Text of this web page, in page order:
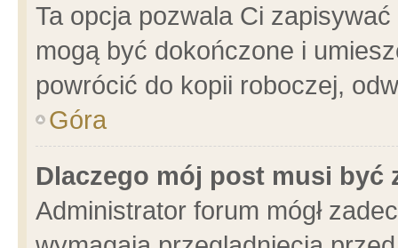
Ta opcja pozwala Ci
mogą być dokończone i
powrócić do kopii roboczej,
Góra
Dlaczego mój post musi być
Administrator forum mógł